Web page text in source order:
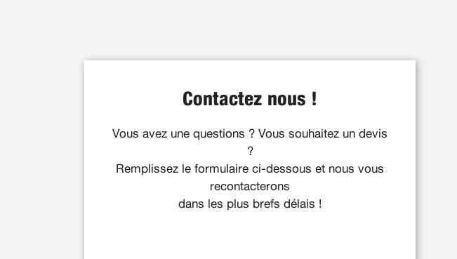
Contactez nous !
Vous avez une questions ? Vous souhaitez un devis
?
Remplissez le formulaire ci-dessous et nous vous
recontacterons
dans les plus brefs délais !